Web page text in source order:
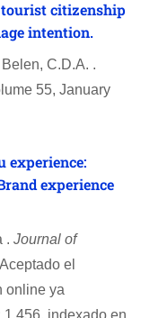
citizenship
intention.
C.D.A. .
55, January
experience:
experience
. Journal of
Aceptado el
online ya
indexado en